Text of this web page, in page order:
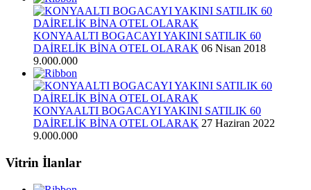
KONYAALTI BOGACAYI YAKINI SATILIK 60
DAİRELİK BİNA OTEL OLARAK 06 Nisan 2018
9.000.000
KONYAALTI BOGACAYI YAKINI SATILIK 60
DAİRELİK BİNA OTEL OLARAK 27 Haziran 2022
9.000.000
Vitrin İlanlar